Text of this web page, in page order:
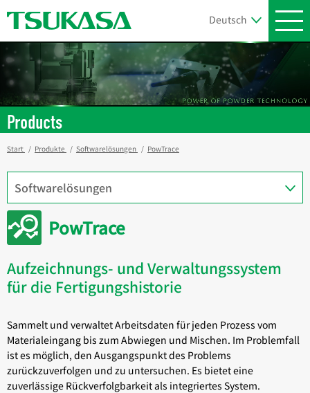
Products
Start Produkte Softwarelösungen PowTrace
PowTrace
Aufzeichnungs- und Verwaltungssystem
für die Fertigungshistorie
Sammelt und verwaltet Arbeitsdaten für jeden Prozess vom
Materialeingang bis zum Abwiegen und Mischen. Im Problemfall
ist es möglich, den Ausgangspunkt des Problems
zurückzuverfolgen und zu untersuchen. Es bietet eine
zuverlässige Rückverfolgbarkeit als integriertes System.